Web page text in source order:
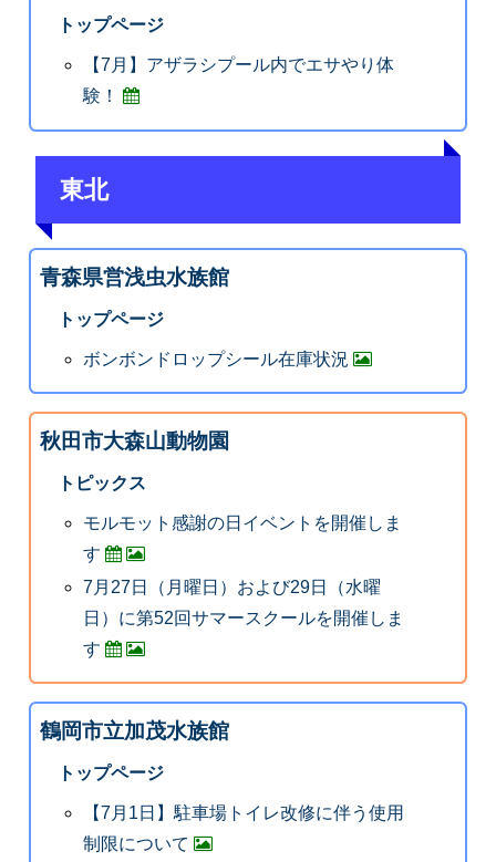
トップページ
【7月】アザラシプール内でエサやり体
験！
東北
青森県営浅虫水族館
トップページ
ボンボンドロップシール在庫状況
秋田市大森山動物園
トピックス
モルモット感謝の日イベントを開催しま
す
7月27日（月曜日）および29日（水曜
日）に第52回サマースクールを開催しま
す
鶴岡市立加茂水族館
トップページ
【7月1日】駐車場トイレ改修に伴う使用
制限について